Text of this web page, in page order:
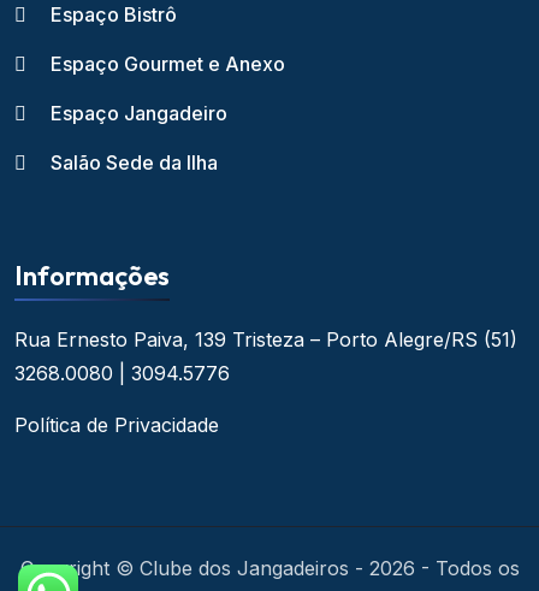
Espaço Bistrô
Espaço Gourmet e Anexo
Espaço Jangadeiro
Salão Sede da Ilha
Informações
Rua Ernesto Paiva, 139 Tristeza – Porto Alegre/RS (51)
3268.0080 | 3094.5776
Política de Privacidade
Copyright © Clube dos Jangadeiros - 2026 - Todos os